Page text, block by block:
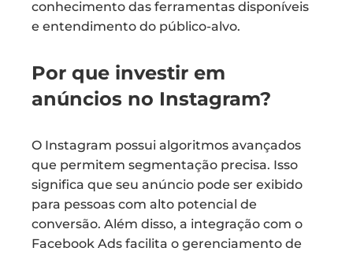
conhecimento das ferramentas disponíveis
e entendimento do público-alvo.
Por que investir em
anúncios no Instagram?
O Instagram possui algoritmos avançados
que permitem segmentação precisa. Isso
significa que seu anúncio pode ser exibido
para pessoas com alto potencial de
conversão. Além disso, a integração com o
Facebook Ads facilita o gerenciamento de